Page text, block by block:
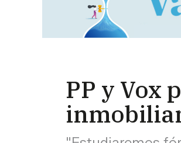
PP y Vox